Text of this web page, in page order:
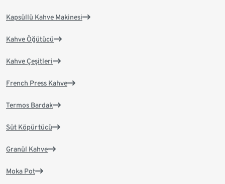
Kapsüllü Kahve Makinesi
Kahve Öğütücü
Kahve Çeşitleri
French Press Kahve
Termos Bardak
Süt Köpürtücü
Granül Kahve
Moka Pot